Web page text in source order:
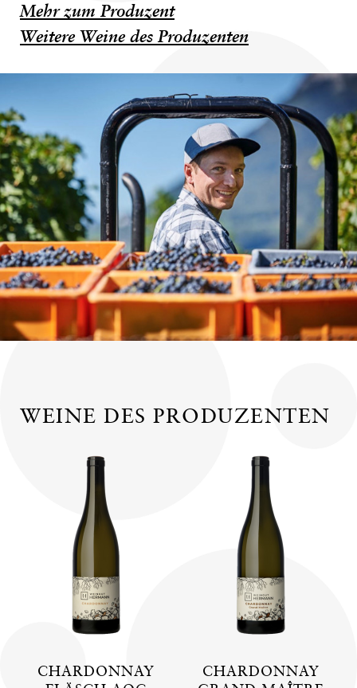
Mehr zum Produzent
Weitere Weine des Produzenten
WEINE DES PRODUZENTEN
CHARDONNAY
CHARDONNAY